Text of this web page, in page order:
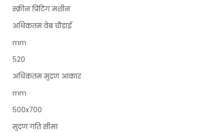
स्क्रीन प्रिंटिंग मशीन
अधिकतम वेब चौड़ाई
mm
520
अधिकतम मुद्रण आकार
mm
500x700
मुद्रण गति सीमा